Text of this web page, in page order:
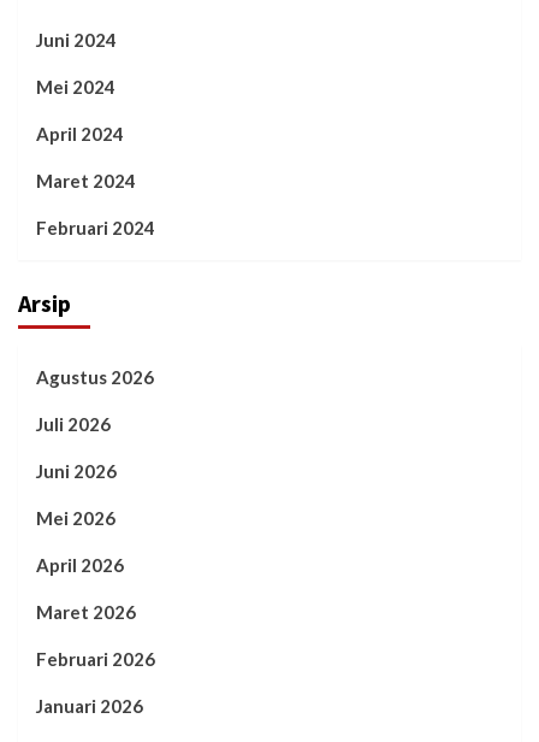
Juni 2024
Mei 2024
April 2024
Maret 2024
Februari 2024
Arsip
Agustus 2026
Juli 2026
Juni 2026
Mei 2026
April 2026
Maret 2026
Februari 2026
Januari 2026